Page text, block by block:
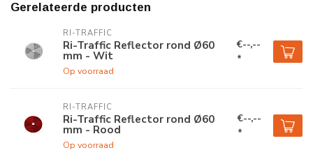
Gerelateerde producten
RI-TRAFFIC
Ri-Traffic Reflector rond Ø60
mm - Wit
Op voorraad
€--,--
*
RI-TRAFFIC
Ri-Traffic Reflector rond Ø60
mm - Rood
Op voorraad
€--,--
*